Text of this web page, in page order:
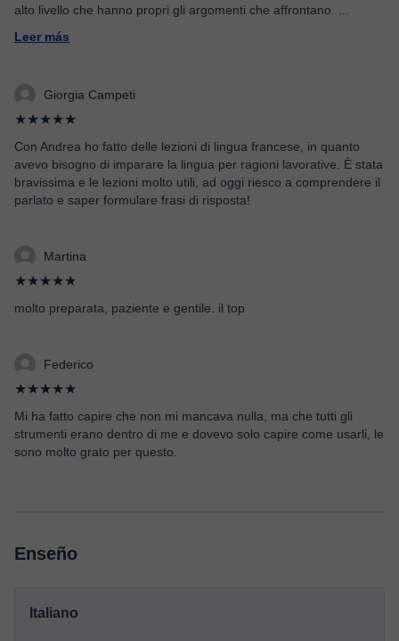
alto livello che hanno propri gli argomenti che affrontano.
Leer más
Giorgia Campeti
★★★★★
Con Andrea ho fatto delle lezioni di lingua francese, in quanto
avevo bisogno di imparare la lingua per ragioni lavorative. È stata
bravissima e le lezioni molto utili, ad oggi riesco a comprendere il
parlato e saper formulare frasi di risposta!
Martina
★★★★★
molto preparata, paziente e gentile. il top
Federico
★★★★★
Mi ha fatto capire che non mi mancava nulla, ma che tutti gli
strumenti erano dentro di me e dovevo solo capire come usarli, le
sono molto grato per questo.
Enseño
Italiano